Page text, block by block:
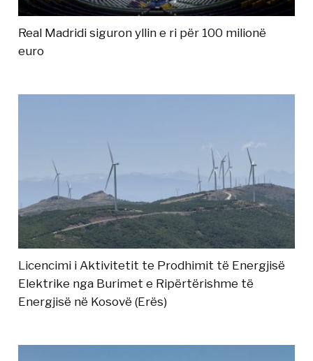
Real Madridi siguron yllin e ri për 100 milionë
euro
Licencimi i Aktivitetit te Prodhimit të Energjisë
Elektrike nga Burimet e Ripërtërishme të
Energjisë në Kosovë (Erës)